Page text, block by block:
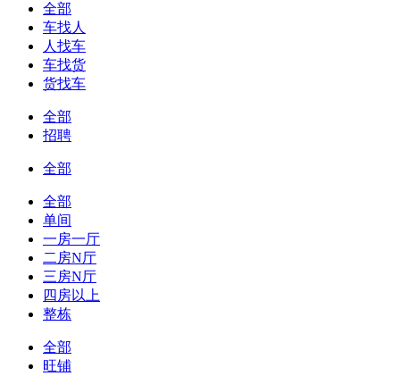
全部
车找人
人找车
车找货
货找车
全部
招聘
全部
全部
单间
一房一厅
二房N厅
三房N厅
四房以上
整栋
全部
旺铺